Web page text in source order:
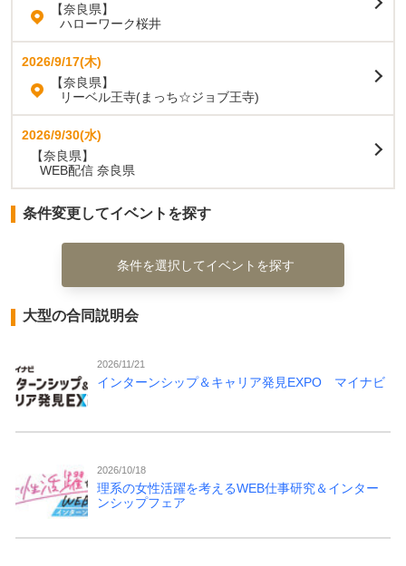
【奈良県】
ハローワーク桜井
2026/9/17(木)
【奈良県】
リーベル王寺(まっち☆ジョブ王寺)
2026/9/30(水)
【奈良県】
WEB配信 奈良県
条件変更してイベントを探す
条件を選択してイベントを探す
大型の合同説明会
2026/11/21
インターンシップ＆キャリア発見EXPO マイナビ
2026/10/18
理系の女性活躍を考えるWEB仕事研究＆インター
ンシップフェア